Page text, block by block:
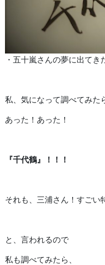
・五十嵐さんの夢に出て
私、気になって調べてみた
あった！あった！
『千代鶴』！！！
それも、三浦さん！すごい
と、言われるので
私も調べてみたら、